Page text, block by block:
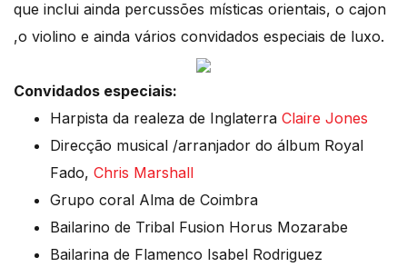
que inclui ainda percussões místicas orientais, o cajon
,o violino e ainda vários convidados especiais de luxo.
Convidados especiais:
Harpista da realeza de Inglaterra Claire Jones
Direcção musical /arranjador do álbum Royal
Fado, Chris Marshall
Grupo coral Alma de Coimbra
Bailarino de Tribal Fusion Horus Mozarabe
Bailarina de Flamenco Isabel Rodriguez